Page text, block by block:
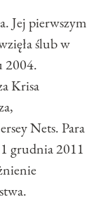
Jej pierwszym
ślub w
2004.
Krisa
Nets. Para
1 grudnia 2011